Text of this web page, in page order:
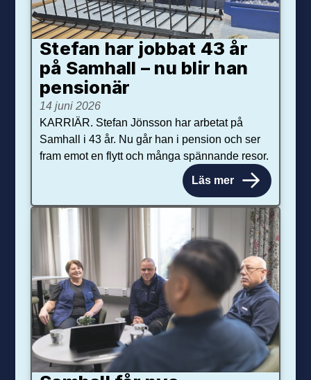
Stefan har jobbat 43 år
på Samhall – nu blir han
pensionär
14 juni 2026
KARRIÄR. Stefan Jönsson har arbetat på
Samhall i 43 år. Nu går han i pension och ser
fram emot en flytt och många spännande resor.
Läs mer